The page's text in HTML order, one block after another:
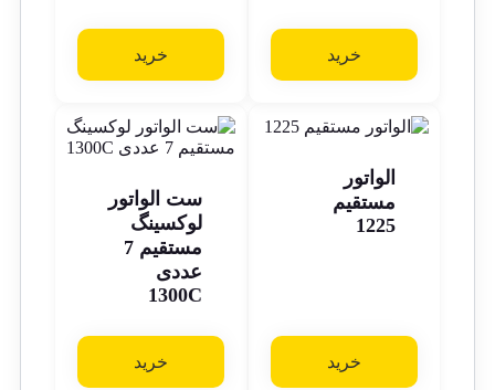
خرید خرید
الواتور
مستقیم
1225
خرید
ست الواتور
لوکسینگ
مستقیم 7
عددی
1300C
خرید